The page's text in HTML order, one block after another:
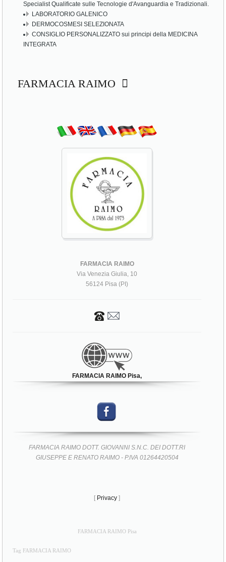
Specialist Qualificate sulle Tecnologie d'Avanguardia e Tradizionali.
LABORATORIO GALENICO
DERMOCOSMESI SELEZIONATA
CONSIGLIO PERSONALIZZATO sui principi della MEDICINA
INTEGRATA
FARMACIA RAIMO
FARMACIA RAIMO
Via Venezia Giulia, 10
56124 Pisa (PI)
FARMACIA RAIMO Pisa,
FARMACIA RAIMO DOTT. GIOVANNI S.N.C. DEI DOTT.RI
GIUSEPPE E RENATO RAIMO - P.IVA 01264420504
[ Privacy ]
FARMACIA RAIMO Pisa
Tag FARMACIA RAIMO